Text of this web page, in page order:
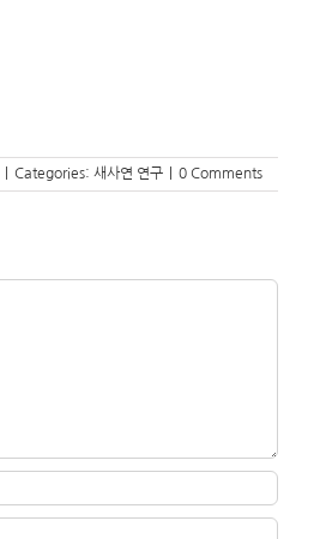
Categories: 새사연 연구 0 Comments